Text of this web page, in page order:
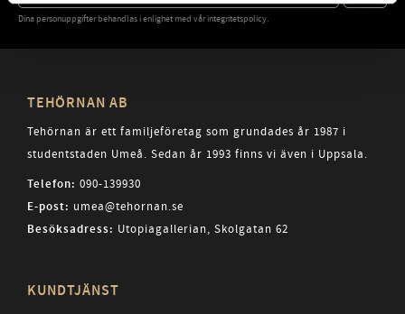
Dina personuppgifter behandlas i enlighet med vårintegritetspolicy.
TEHÖRNAN AB
Tehörnan är ett familjeföretag som grundades år 1987 i
studentstaden Umeå. Sedan år 1993 finns vi även i Uppsala.
Telefon: 090-139930
E-post: umea@tehornan.se
Besöksadress: Utopiagallerian, Skolgatan 62
KUNDTJÄNST